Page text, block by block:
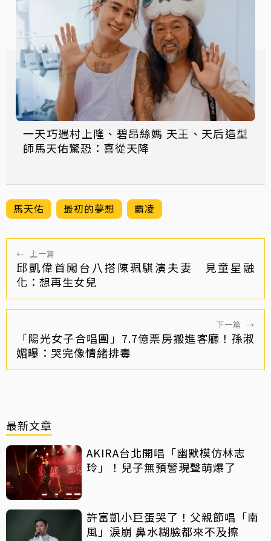
一天巧遇村上隆、碧昂絲媽 天王、天后造型
師馬天佑驚恐：喜從天降
馬天佑 最初的夢想 霸凌
← 上一篇
邱凱偉首闖台八搭陳珮騏演夫妻 見童星融
化：想再生女兒
下一篇 →
「陽光女子合唱團」7.7億票房搬進客廳！孫淑
媚曝：哭完像情緒排毒
最新文章
AKIRA台北開唱「幽默模仿林志
玲」！兒子無預警現聲萌爆了
許富凱小巨蛋哭了！父親節唱「南
風」淚崩 鼻水糊臉都來不及擦